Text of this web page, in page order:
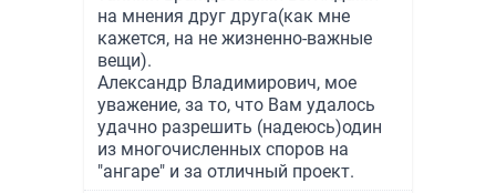
на мнения друг друга(как мне
кажется, на не жизненно-важные
вещи).
Александр Владимирович, мое
уважение, за то, что Вам удалось
удачно разрешить (надеюсь)один
из многочисленных споров на
"ангаре" и за отличный проект.